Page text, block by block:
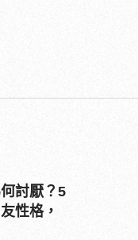
討厭？5
性格，